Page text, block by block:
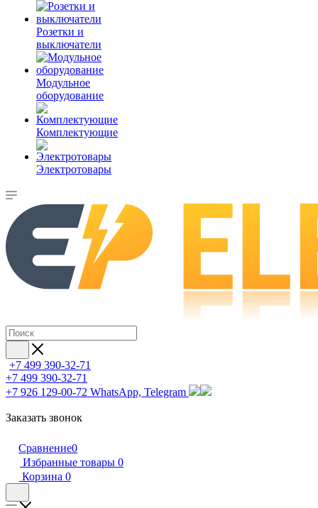
Розетки и
выключатели
Модульное
оборудование
Комплектующие
Электротовары
+7 499 390-32-71
+7 499 390-32-71
+7 926 129-00-72 WhatsApp, Telegram
Заказать звонок
Сравнение0
Избранные товары 0
Корзина 0